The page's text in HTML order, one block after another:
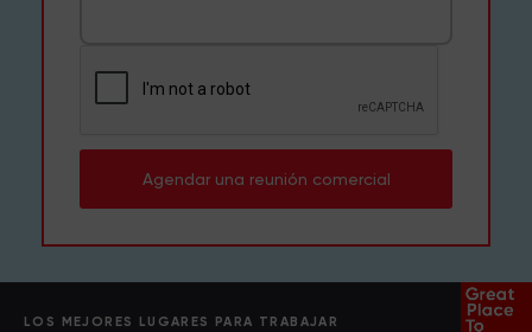
Agendar una reunión comercial
LOS MEJORES LUGARES PARA TRABAJAR